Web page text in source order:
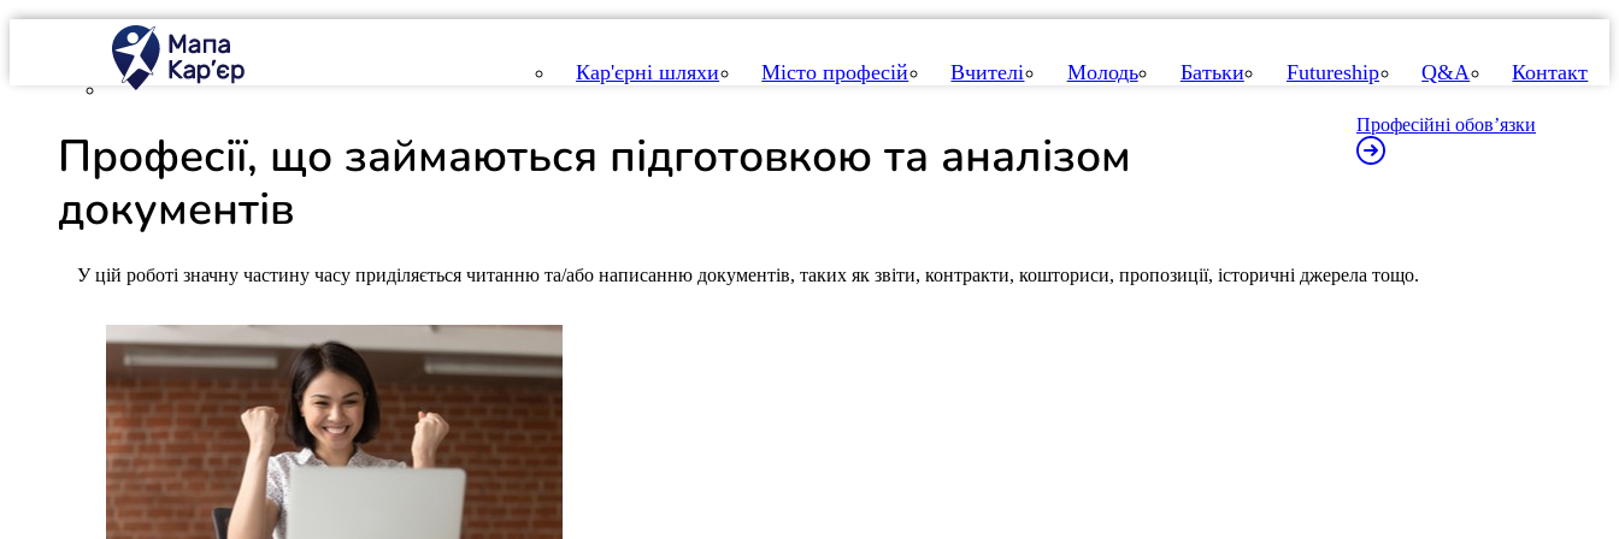
Кар'єрні шляхи Місто професій Вчителі Молодь Батьки Futureship Q&A Контакт
Mapa Karier v 4.0.0
Професії, що займаються підготовкою та аналізом
документів
Професійні обов’язки
У цій роботі значну частину часу приділяється читанню та/або написанню документів, таких як звіти, контракти, кошториси, пропозиції, історичні джерела тощо.